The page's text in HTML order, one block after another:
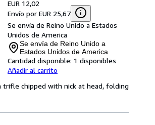
EUR 12,02
Envío por EUR 25,67
Se envía de Reino Unido a Estados
Unidos de America
Se envía de Reino Unido a
Estados Unidos de America
Cantidad disponible: 1 disponibles
Añadir al carrito
trifle chipped with nick at head, folding